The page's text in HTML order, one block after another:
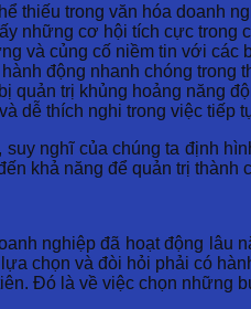
thiếu trong văn hóa doanh
những cơ hội tích cực trong
và củng cố niềm tin với các
động nhanh chóng trong
trị khủng hoảng năng
dễ thích nghi trong việc tiếp
nghĩ của chúng ta định
khả năng để quản trị thành
nghiệp đã hoạt động lâu
chọn và đòi hỏi phải có
Đó là về việc chọn